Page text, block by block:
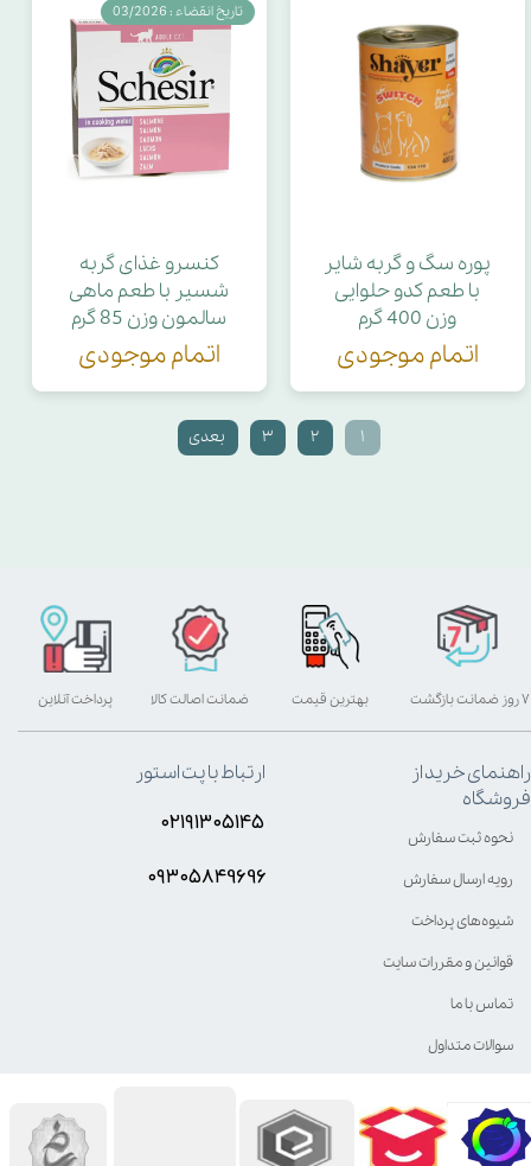
پوره سگ و گربه شایر
با طعم کدو حلوایی
وزن 400 گرم
اتمام موجودی
کنسرو غذای گربه
شسیر با طعم ماهی
سالمون وزن 85 گرم
اتمام موجودی
تاریخ انقضاء : 03/2026
۱ ۲ ۳ بعدی
بهترین قیمت پرداخت آنلاین ۷ روز ضمانت بازگشت ضمانت اصالت کالا
راهنمای خرید از
فروشگاه
نحوه ثبت سفارش
رویه ارسال سفارش
شیوه‌های پرداخت
قوانین و مقررات سایت
تماس با ما
سوالات متداول
ارتباط با پت استور
۰۲۱۹۱۳۰۵۱۴۵
۰۹۳۰۵8۴9696